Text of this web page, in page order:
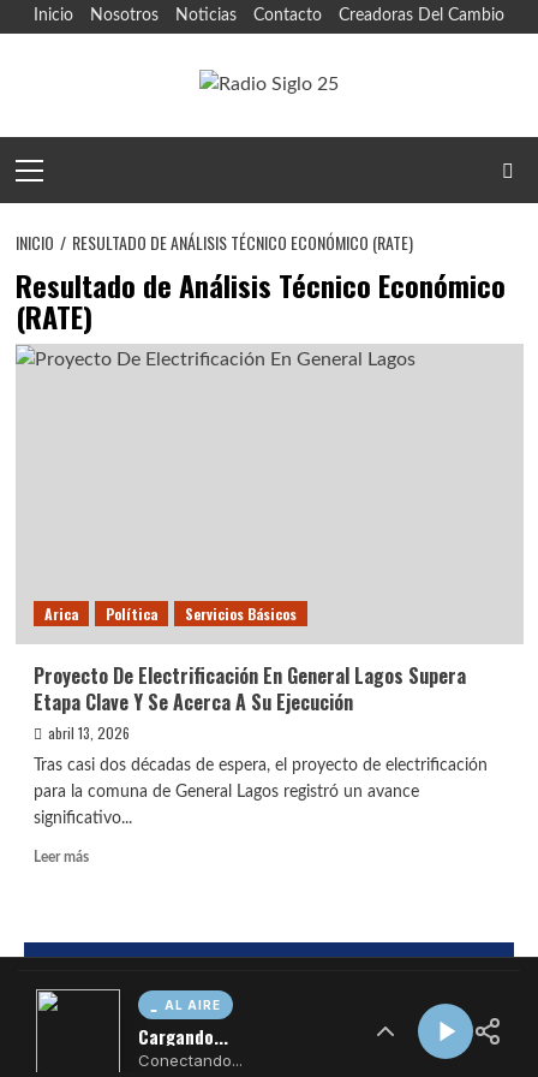
AL AIRE
Cargando...
Conectando...